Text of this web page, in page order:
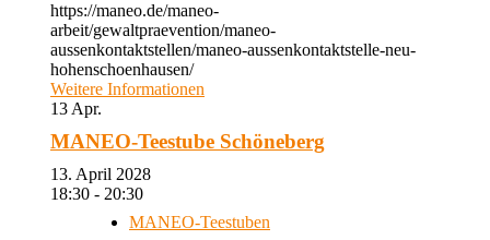
https://maneo.de/maneo-
arbeit/gewaltpraevention/maneo-
aussenkontaktstellen/maneo-aussenkontaktstelle-neu-
hohenschoenhausen/
Weitere Informationen
13 Apr.
MANEO-Teestube Schöneberg
13. April 2028
18:30 - 20:30
MANEO-Teestuben